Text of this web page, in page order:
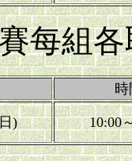
每組
時
) 10:00